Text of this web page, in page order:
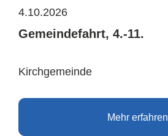
4.10.2026
Gemeindefahrt, 4.-11.
Kirchgemeinde
Mehr erfahren